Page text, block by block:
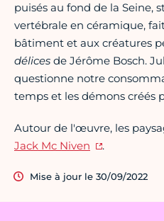
puisés au fond de la Seine,
vertébrale en céramique,
bâtiment et aux créatures
délices de Jérôme Bosch.
questionne notre
temps et les démons créés
Autour de l'œuvre, les
Jack Mc Niven
.
Mise à jour le 30/09/2022